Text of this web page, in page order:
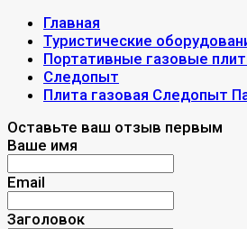
Главная
Туристические
Портативные газовые
Следопыт
Плита газовая Следопыт
Оставьте ваш отзыв первым
Ваше имя
Email
Заголовок